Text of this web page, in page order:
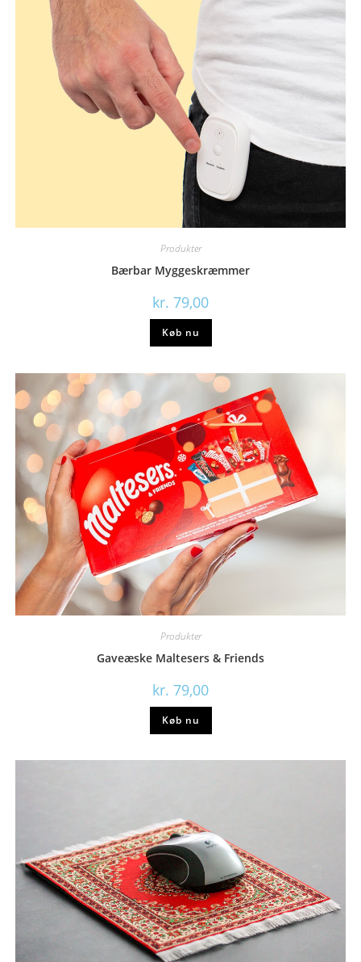
Produkter
Bærbar Myggeskræmmer
kr. 79,00
Køb nu
Produkter
Gaveæske Maltesers & Friends
kr. 79,00
Køb nu